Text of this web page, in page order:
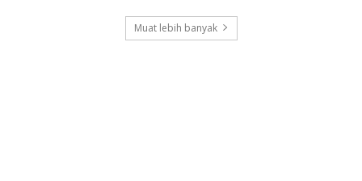
Muat lebih banyak